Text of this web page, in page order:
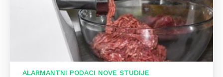
ALARMANTNI PODACI NOVE STUDIJE